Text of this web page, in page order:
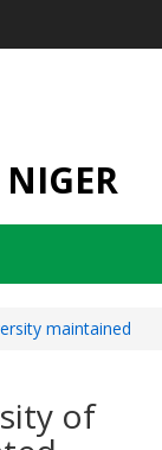
maintained
of